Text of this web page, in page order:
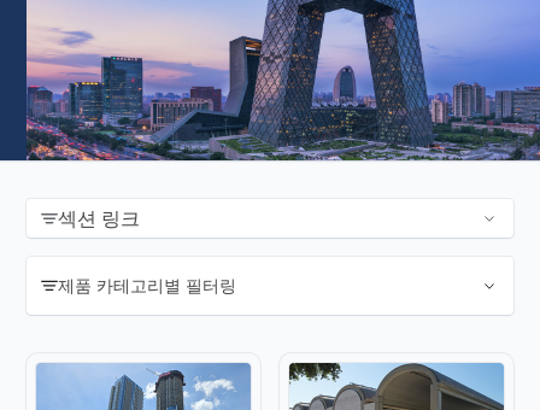
섹션 링크
제품 카테고리별 필터링